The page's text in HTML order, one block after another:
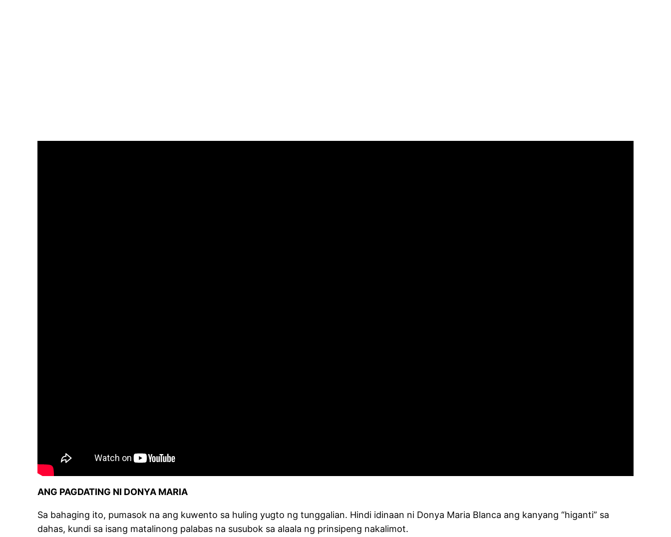
ANG PAGDATING NI DONYA MARIA
Sa bahaging ito, pumasok na ang kuwento sa huling yugto ng tunggalian. Hindi idinaan ni Donya Maria Blanca ang kanyang “higanti” sa
dahas, kundi sa isang matalinong palabas na susubok sa alaala ng prinsipeng nakalimot.